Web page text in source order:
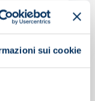
sui cookie